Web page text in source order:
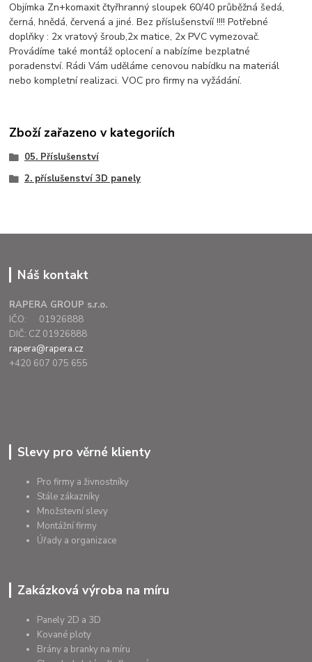
Objímka Zn+komaxit čtyřhranný sloupek 60/40 průběžná šedá,
černá, hnědá, červená a jiné. Bez příslušenstvíí !!!! Potřebné
doplňky : 2x vratový šroub,2x matice, 2x PVC vymezovač.
Provádíme také montáž oplocení a nabízíme bezplatné
poradenství. Rádi Vám uděláme cenovou nabídku na materiál
nebo kompletní realizaci. VOC pro firmy na vyžádání.
Zboží zařazeno v kategoriích
05. Příslušenství
2. příslušenství 3D panely
Náš kontakt
RAPERA GROUP s.r.o.
IČO: 01926888
DIČ: CZ 01926888
rapera@rapera.cz
+420 607 075 655
Slevy pro věrné klienty
Pro firmy a živnostníky
Stále zákazníky
Množstevní slevy
Montážní firmy
Úřady a organizace
Zakázková výroba na míru
Panely 2D a 3D
Kované ploty
Brány a branky na míru